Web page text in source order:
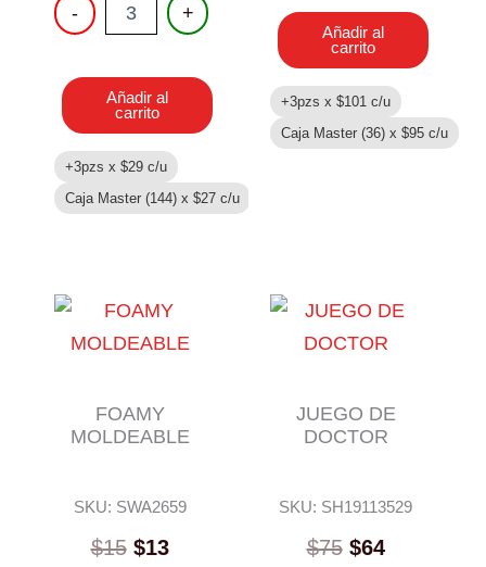
-
CON
+
Añadir al
carrito
+3pzs x $29 c/u
Caja Master (144) x $27 c/u
Añadir al
carrito
+3pzs x $101 c/u
Caja Master (36) x $95 c/u
FOAMY
MOLDEABLE
SKU: SWA2659
$15 $13
JUEGO DE
DOCTOR
SKU: SH19113529
$75 $64